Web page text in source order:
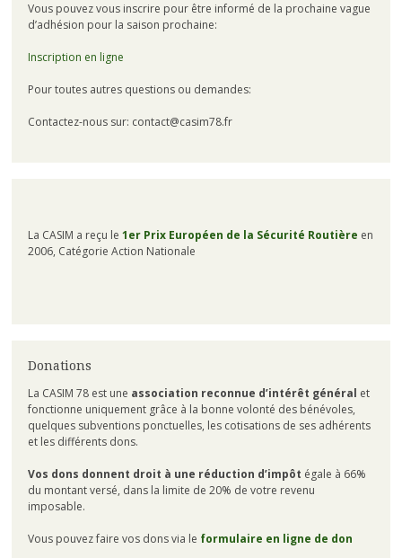
Vous pouvez vous inscrire pour être informé de la prochaine vague
d’adhésion pour la saison prochaine:
Inscription en ligne
Pour toutes autres questions ou demandes:
Contactez-nous sur: contact@casim78.fr
La CASIM a reçu le 1er Prix Européen de la Sécurité Routière en
2006, Catégorie Action Nationale
Donations
La CASIM 78 est une association reconnue d’intérêt général et
fonctionne uniquement grâce à la bonne volonté des bénévoles,
quelques subventions ponctuelles, les cotisations de ses adhérents
et les différents dons.
Vos dons donnent droit à une réduction d’impôt égale à 66%
du montant versé, dans la limite de 20% de votre revenu
imposable.
Vous pouvez faire vos dons via le formulaire en ligne de don